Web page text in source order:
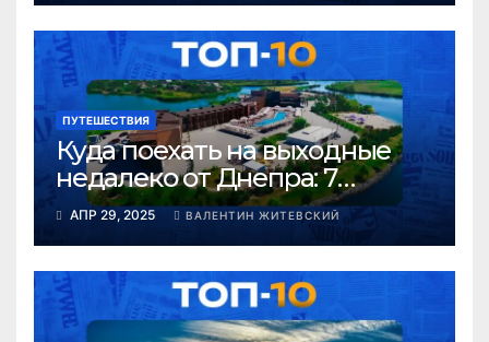
ПУТЕШЕСТВИЯ
Куда поехать на выходные
недалеко от Днепра: 7
красивых мест рядом
АПР 29, 2025 ВАЛЕНТИН ЖИТЕВСКИЙ